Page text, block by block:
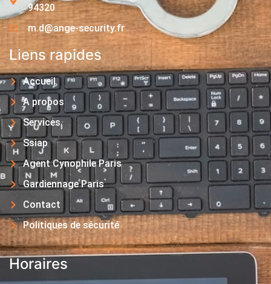
94320
m.d@ange-security.fr
Liens rapides
Accueil
A propos
Services
Ssiap
Agent Cynophile Paris
Gardiennage Paris
Contact
Politiques de sécurité
Horaires